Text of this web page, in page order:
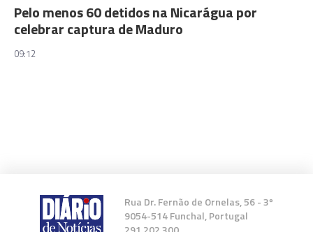
Pelo menos 60 detidos na Nicarágua por
celebrar captura de Maduro
09:12
Rua Dr. Fernão de Ornelas, 56 - 3º
9054-514 Funchal, Portugal